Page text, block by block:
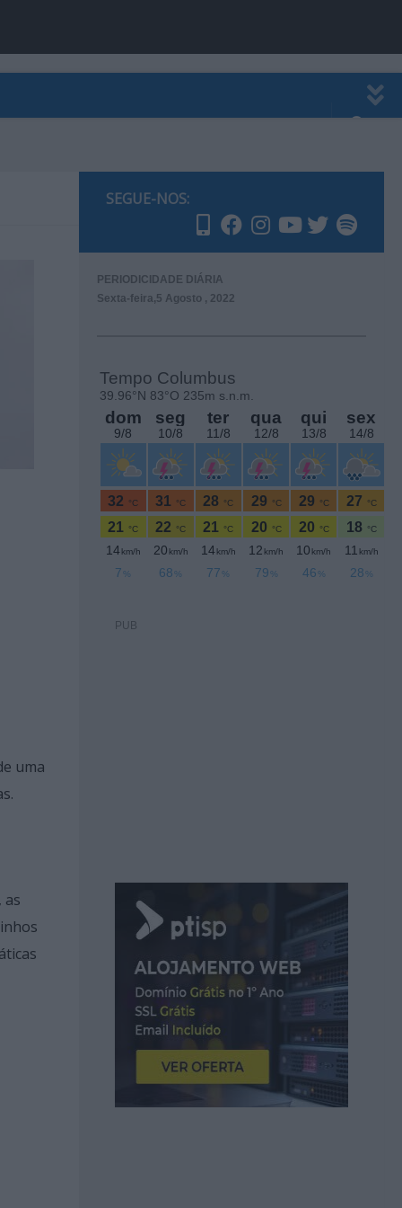
uma
as
SEGUE-NOS:
PERIODICIDADE DIÁRIA
Sexta-feira,5 Agosto , 2022
PUB